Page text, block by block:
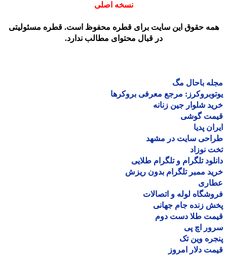
نسخه اصلی
حقوق این سایت برای قطره محفوظ است. قطره مسئولیتی
در قبال محتوای مطالب ندارد.
باحال مگ
مرجع معرفی بروکرها
شلوار جین زنانه
گوشی
پدیا
سایت در مشهد
نوزاد
تلگرام و تلگرام طلایی
ممبر تلگرام بدون ریزش
لوله و اتصالات
زنده جام جهانی
طلا دست دوم
اچ پی
وین تک
دلار امروز